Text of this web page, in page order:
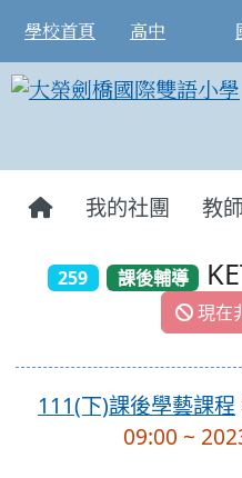
學校首頁 高中
我的社團 教
259 課後輔導
現在
111(下)課後學藝課程
09:00 ~